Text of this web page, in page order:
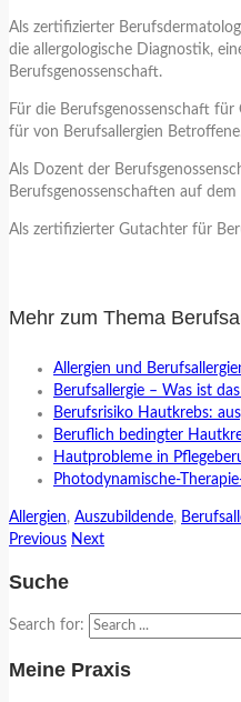
Als zertifizierter
die allergologische Diagnostik,
Berufsgenossenschaft.
Für die Berufsgenossenschaft
für von Berufsallergien
Als Dozent der
Berufsgenossenschaften auf
Als zertifizierter Gutachter für
Mehr zum Thema
Allergien und
Berufsallergie – Was ist
Berufsrisiko Hautkrebs:
Beruflich bedingter
Hautprobleme in
Photodynamische-
Allergien, Auszubildende,
Previous Next
Suche
Search for:
Meine Praxis